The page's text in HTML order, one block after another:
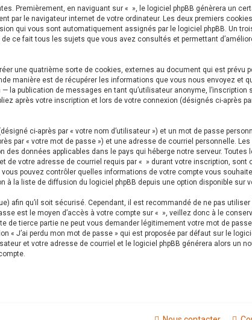
Premièrement, en naviguant sur « », le logiciel phpBB génèrera un
par le navigateur internet de votre ordinateur. Les deux premiers
qui vous sont automatiquement assignés par le logiciel phpBB. Un
ce fait tous les sujets que vous avez consultés et permettant
une quatrième sorte de cookies, externes au document qui est prévu
manière est de récupérer les informations que vous nous envoyez et
la publication de messages en tant qu’utilisateur anonyme, l’inscription
après votre inscription et lors de votre connexion (désignés ci-après
ci-après par « votre nom d’utilisateur ») et un mot de passe
par « votre mot de passe ») et une adresse de courriel personnelle.
données applicables dans le pays qui héberge notre serveur. Toutes
de votre adresse de courriel requis par « » durant votre inscription, sont
pouvez contrôler quelles informations de votre compte vous
à la liste de diffusion du logiciel phpBB depuis une option disponible sur
afin qu’il soit sécurisé. Cependant, il est recommandé de ne pas
est le moyen d’accès à votre compte sur « », veillez donc à le
de tierce partie ne peut vous demander légitimement votre mot de
« J’ai perdu mon mot de passe » qui est proposée par défaut sur le
et votre adresse de courriel et le logiciel phpBB générera alors un